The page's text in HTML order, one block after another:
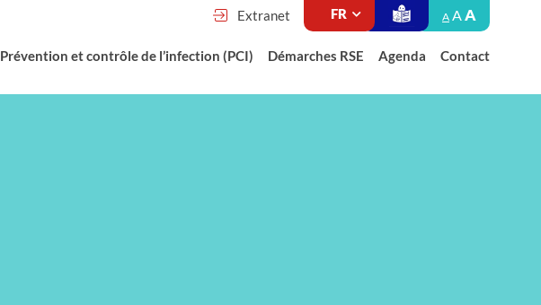
Extranet A AA
Prévention et contrôle de l’infection (PCI) Démarches RSE Agenda Contact